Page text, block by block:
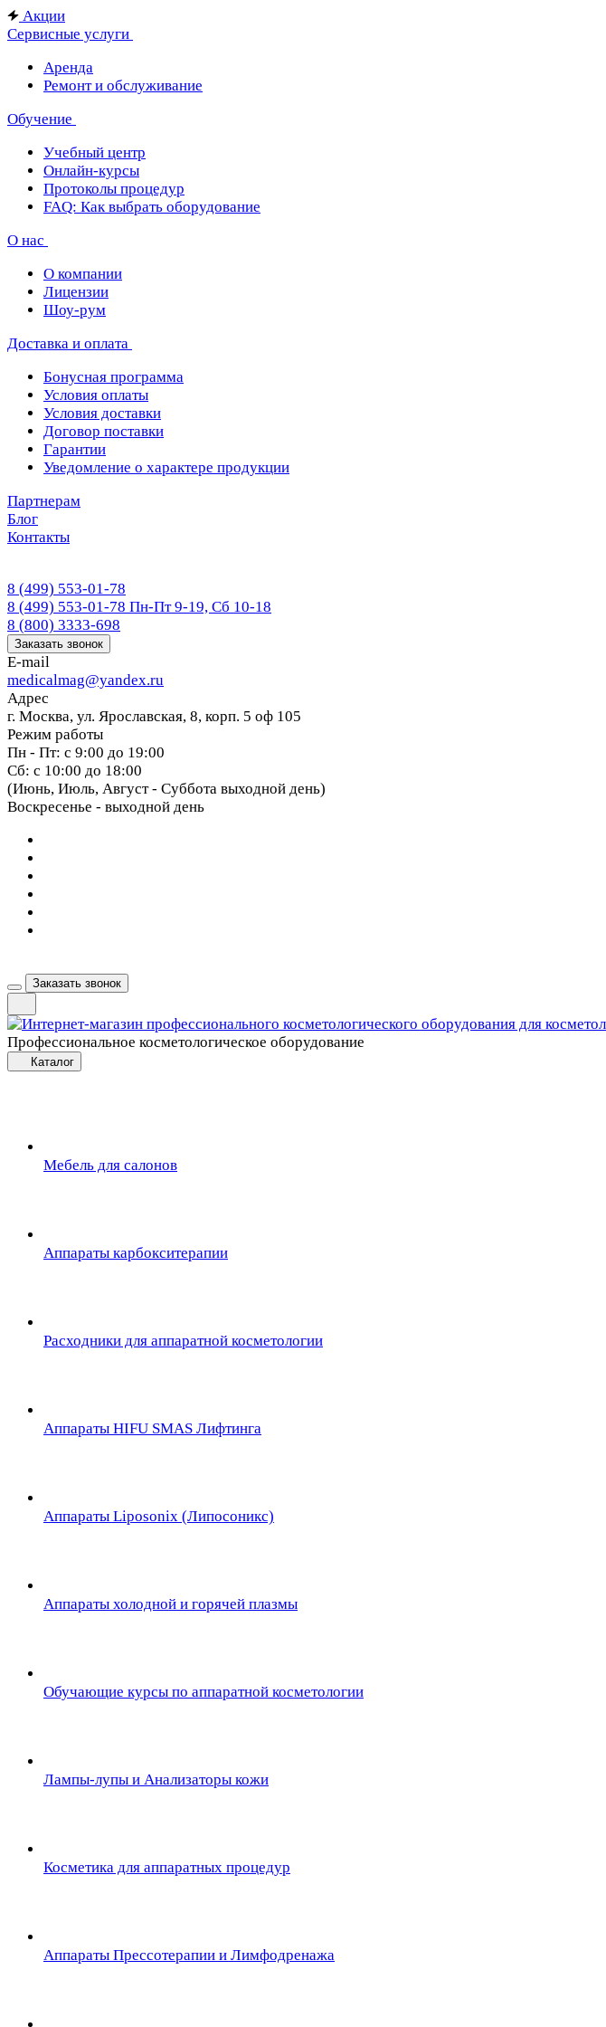
Акции
Сервисные услуги
Аренда
Ремонт и обслуживание
Обучение
Учебный центр
Онлайн-курсы
Протоколы процедур
FAQ: Как выбрать оборудование
О нас
О компании
Лицензии
Шоу-рум
Доставка и оплата
Бонусная программа
Условия оплаты
Условия доставки
Договор поставки
Гарантии
Уведомление о характере продукции
Партнерам
Блог
Контакты
8 (499) 553-01-78
8 (499) 553-01-78 Пн-Пт 9-19, Сб 10-18
8 (800) 3333-698
Заказать звонок
E-mail
medicalmag@yandex.ru
Адрес
г. Москва, ул. Ярославская, 8, корп. 5 оф 105
Режим работы
Пн - Пт: с 9:00 до 19:00
Сб: с 10:00 до 18:00
(Июнь, Июль, Август - Суббота выходной день)
Воскресенье - выходной день
Заказать звонок
Профессиональное косметологическое оборудование
Каталог
Мебель для салонов
Аппараты карбокситерапии
Расходники для аппаратной косметологии
Аппараты HIFU SMAS Лифтинга
Аппараты Liposonix (Липосоникс)
Аппараты холодной и горячей плазмы
Обучающие курсы по аппаратной косметологии
Лампы-лупы и Анализаторы кожи
Косметика для аппаратных процедур
Аппараты Прессотерапии и Лимфодренажа